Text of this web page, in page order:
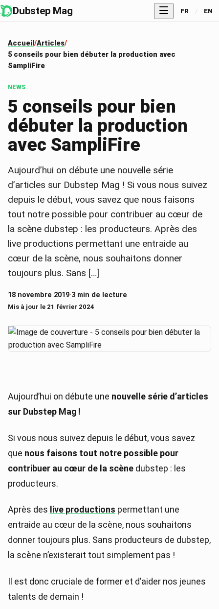
Dubstep Mag FR / EN
Accueil Articles
5 conseils pour bien débuter la production avec
SampliFire
NEWS
5 conseils pour bien
débuter la production
avec SampliFire
Aujourd’hui on débute une nouvelle série
d’articles sur Dubstep Mag ! Si vous nous suivez
depuis le début, vous savez que nous faisons
tout notre possible pour contribuer au cœur de
la scène dubstep : les producteurs. Après des
live productions permettant une entraide au
cœur de la scène, nous souhaitons donner
toujours plus. Sans […]
18 novembre 2019·3 min de lecture
Mis à jour le 21 février 2024
Aujourd’hui on débute une nouvelle série d’articles
sur Dubstep Mag !
Si vous nous suivez depuis le début, vous savez
que nous faisons tout notre possible pour
contribuer au cœur de la scène dubstep : les
producteurs.
Après des live productions permettant une
entraide au cœur de la scène, nous souhaitons
donner toujours plus. Sans producteurs de dubstep,
la scène n’existerait tout simplement pas !
Il est donc cruciale de former et d’aider nos jeunes
talents de demain !